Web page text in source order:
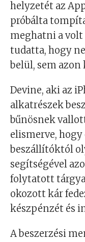
helyzetét az
próbálta
meghatni a volt
tudatta, hogy
belül, sem azon
Devine, aki az
alkatrészek
bűnösnek
elismerve,
beszállítóktól
segítségével
folytatott
okozott kár
készpénzét és
A beszerzési